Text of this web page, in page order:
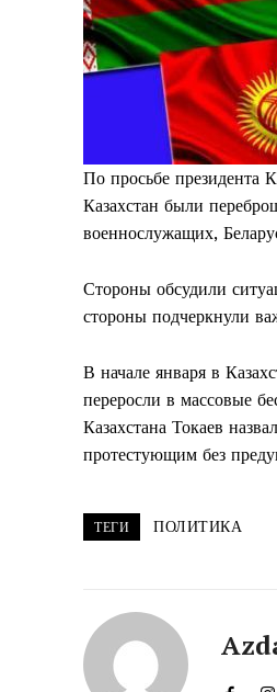
По просьбе президента
Казахстан были
военнослужащих,
Стороны обсудили
стороны подчеркнули
В начале января в
переросли в массовые
Казахстана Токаев
протестующим без
ТЕГИ ПОЛИТИКА